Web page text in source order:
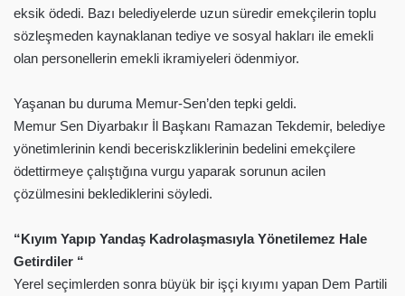
eksik ödedi. Bazı belediyelerde uzun süredir emekçilerin toplu
sözleşmeden kaynaklanan tediye ve sosyal hakları ile emekli
olan personellerin emekli ikramiyeleri ödenmiyor.
Yaşanan bu duruma Memur-Sen’den tepki geldi.
Memur Sen Diyarbakır İl Başkanı Ramazan Tekdemir, belediye
yönetimlerinin kendi beceriskzliklerinin bedelini emekçilere
ödettirmeye çalıştığına vurgu yaparak sorunun acilen
çözülmesini beklediklerini söyledi.
“Kıyım Yapıp Yandaş Kadrolaşmasıyla Yönetilemez Hale
Getirdiler “
Yerel seçimlerden sonra büyük bir işçi kıyımı yapan Dem Partili